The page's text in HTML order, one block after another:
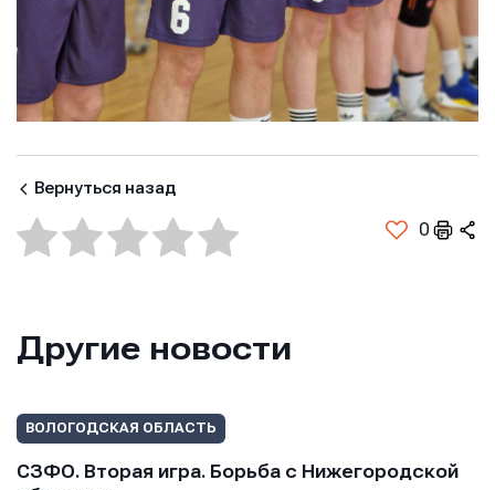
Вернуться назад
0
Другие новости
ВОЛОГОДСКАЯ ОБЛАСТЬ
СЗФО. Вторая игра. Борьба с Нижегородской